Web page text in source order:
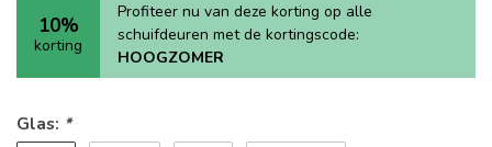
10%
korting
Profiteer nu van deze korting op alle
schuifdeuren met de kortingscode:
HOOGZOMER
Glas: *